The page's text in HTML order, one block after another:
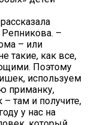
–
– или
такие, как все,
Поэтому
используем
приманку,
там и получите,
у нас на